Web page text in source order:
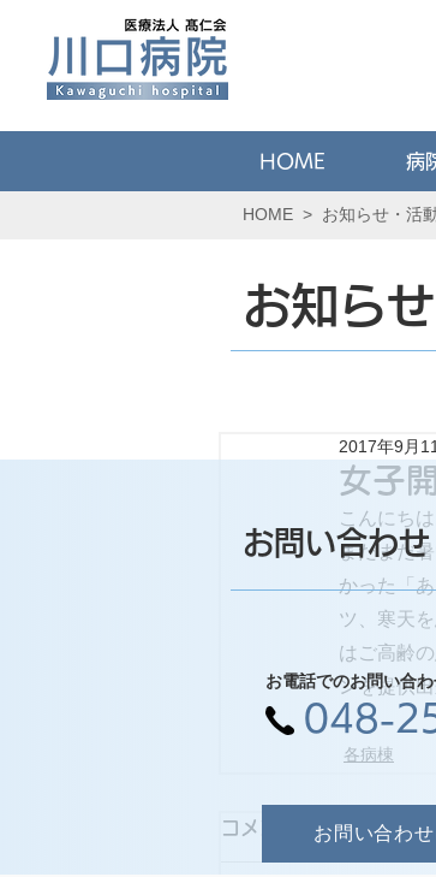
HOME 病
HOME > お知らせ・活
お知ら
女子
2017年9月
こんにち
まだまだ
かった「
ツ、寒天
はご高齢
ンを提供
各病棟
コメント
お問い合わせ
お電話でのお問い合
048-
お問い合わ